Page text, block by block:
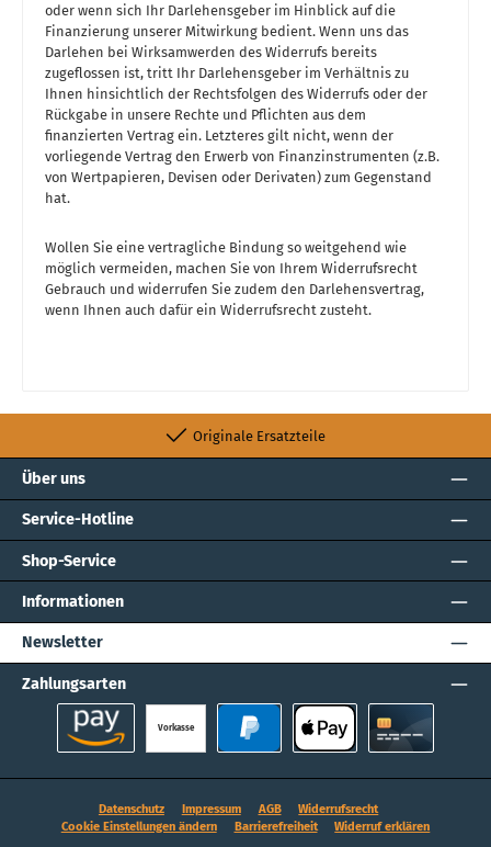
oder wenn sich Ihr Darlehensgeber im Hinblick auf die
Finanzierung unserer Mitwirkung bedient. Wenn uns das
Darlehen bei Wirksamwerden des Widerrufs bereits
zugeflossen ist, tritt Ihr Darlehensgeber im Verhältnis zu
Ihnen hinsichtlich der Rechtsfolgen des Widerrufs oder der
Rückgabe in unsere Rechte und Pflichten aus dem
finanzierten Vertrag ein. Letzteres gilt nicht, wenn der
vorliegende Vertrag den Erwerb von Finanzinstrumenten (z.B.
von Wertpapieren, Devisen oder Derivaten) zum Gegenstand
hat.
Wollen Sie eine vertragliche Bindung so weitgehend wie
möglich vermeiden, machen Sie von Ihrem Widerrufsrecht
Gebrauch und widerrufen Sie zudem den Darlehensvertrag,
wenn Ihnen auch dafür ein Widerrufsrecht zusteht.
Originale Ersatzteile
Über uns
Service-Hotline
Shop-Service
Informationen
Newsletter
Zahlungsarten
Vorkasse
Datenschutz Impressum AGB
Widerrufsrecht
Cookie Einstellungen ändern
Barrierefreiheit Widerruf erklären